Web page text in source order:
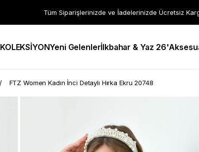
Tüm Siparişlerinizde ve İadelerinizde Ücretsiz
KOLEKSİYONYeni Gelenlerİlkbahar & Yaz 26'
FTZ Women Kadın İnci Detaylı Hırka Ekru 20748